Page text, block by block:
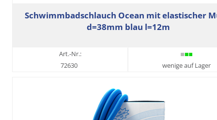
Schwimmbadschlauch Ocean mit elastischer
d=38mm blau l=12m
Art.-Nr.:
72630
wenige auf Lager